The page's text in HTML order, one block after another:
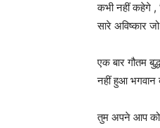
कभी नहीं कहेगे ,
सारे अविष्कार
एक बार गौतम
नहीं हुआ भगवान
तुम अपने आप को